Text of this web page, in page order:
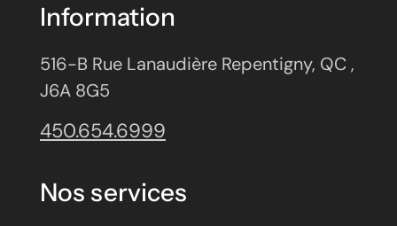
Information
516-B Rue Lanaudière Repentigny, QC ,
J6A 8G5
450.654.6999
Nos services